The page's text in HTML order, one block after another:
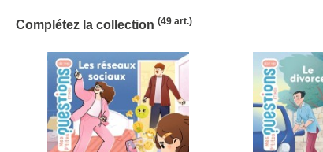
Complétez la collection (49 art.)